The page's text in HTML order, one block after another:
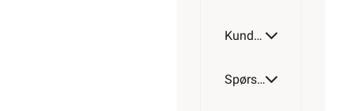
Kundeomtale
Spørsmål og svar